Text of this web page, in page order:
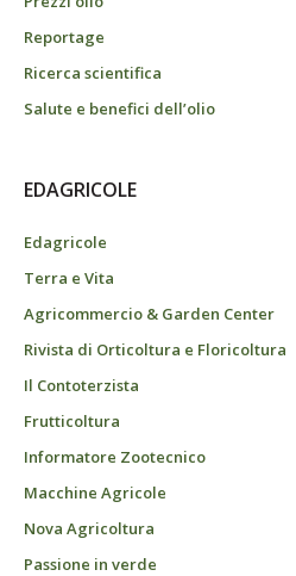
Reportage
Ricerca scientifica
Salute e benefici dell’olio
EDAGRICOLE
Edagricole
Terra e Vita
Agricommercio & Garden Center
Rivista di Orticoltura e Floricoltura
Il Contoterzista
Frutticoltura
Informatore Zootecnico
Macchine Agricole
Nova Agricoltura
Passione in verde